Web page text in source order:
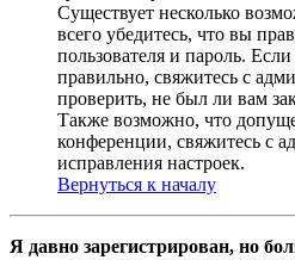
Существует несколько
всего убедитесь, что вы
пользователя и пароль.
правильно, свяжитесь с
проверить, не был ли вам
Также возможно, что
конференции, свяжитесь с
исправления настроек.
Вернуться к началу
Я давно зарегистрирован, но